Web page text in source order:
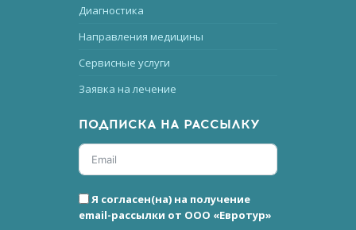
Диагностика
Направления медицины
Сервисные услуги
Заявка на лечение
ПОДПИСКА НА РАССЫЛКУ
Я согласен(на) на получение
email-рассылки от ООО «Евротур»